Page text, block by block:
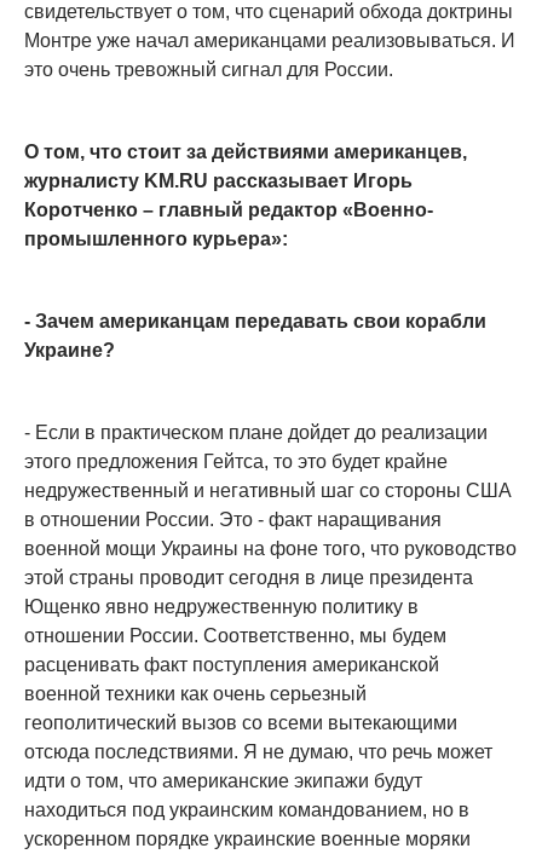
свидетельствует о том, что сценарий обхода доктрины
Монтре уже начал американцами реализовываться. И
это очень тревожный сигнал для России.
О том, что стоит за действиями американцев,
журналисту KM.RU рассказывает Игорь
Коротченко – главный редактор «Военно-
промышленного курьера»:
- Зачем американцам передавать свои корабли
Украине?
- Если в практическом плане дойдет до реализации
этого предложения Гейтса, то это будет крайне
недружественный и негативный шаг со стороны США
в отношении России. Это - факт наращивания
военной мощи Украины на фоне того, что руководство
этой страны проводит сегодня в лице президента
Ющенко явно недружественную политику в
отношении России. Соответственно, мы будем
расценивать факт поступления американской
военной техники как очень серьезный
геополитический вызов со всеми вытекающими
отсюда последствиями. Я не думаю, что речь может
идти о том, что американские экипажи будут
находиться под украинским командованием, но в
ускоренном порядке украинские военные моряки